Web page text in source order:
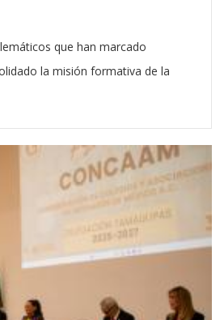
que han marcado
la misión formativa de la